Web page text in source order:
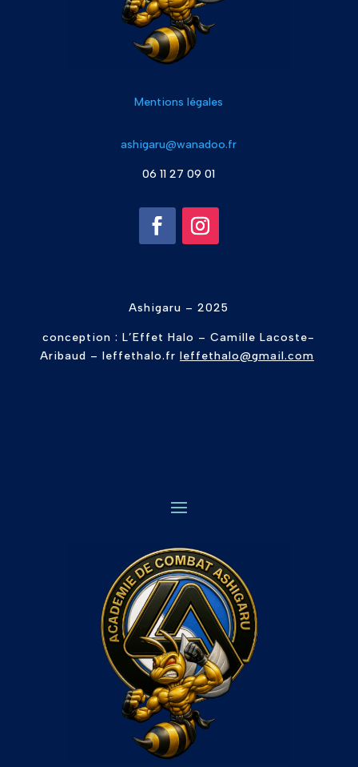
Mentions légales
ashigaru@wanadoo.fr
06 11 27 09 01
Ashigaru – 2025
conception : L’Effet Halo – CamilleLacoste-
Aribaud – leffethalo.fr leffethalo@gmail.com